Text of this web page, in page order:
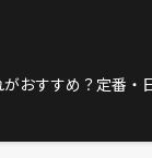
おすすめ？定番・